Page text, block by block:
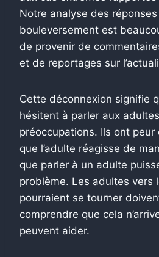
Notre analyse des réponses
bouleversement est
de provenir de
et de reportages sur
Cette déconnexion signifie
hésitent à parler aux
préoccupations. Ils ont peur
que l’adulte réagisse de
que parler à un adulte
problème. Les adultes vers
pourraient se tourner
comprendre que cela
peuvent aider.